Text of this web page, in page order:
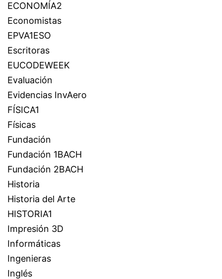
ECONOMÍA2
Economistas
EPVA1ESO
Escritoras
EUCODEWEEK
Evaluación
Evidencias InvAero
FÍSICA1
Físicas
Fundación
Fundación 1BACH
Fundación 2BACH
Historia
Historia del Arte
HISTORIA1
Impresión 3D
Informáticas
Ingenieras
Inglés